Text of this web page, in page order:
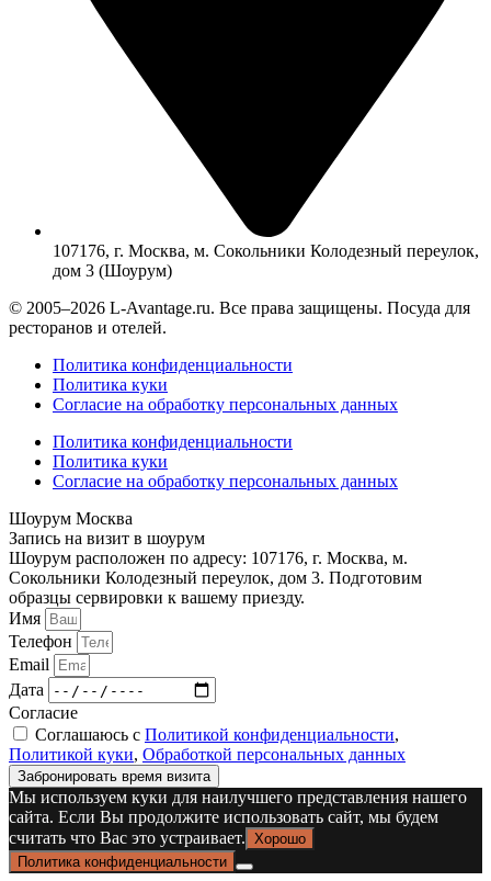
107176, г. Москва, м. Сокольники Колодезный переулок,
дом 3 (Шоурум)
© 2005–2026 L-Avantage.ru. Все права защищены. Посуда для
ресторанов и отелей.
Политика конфиденциальности
Политика куки
Согласие на обработку персональных данных
Политика конфиденциальности
Политика куки
Согласие на обработку персональных данных
Шоурум Москва
Запись на визит в шоурум
Шоурум расположен по адресу: 107176, г. Москва, м.
Сокольники Колодезный переулок, дом 3. Подготовим
образцы сервировки к вашему приезду.
Имя
Телефон
Email
Дата
Согласие
Соглашаюсь с Политикой конфиденциальности,
Политикой куки, Обработкой персональных данных
Забронировать время визита
Мы используем куки для наилучшего представления нашего
сайта. Если Вы продолжите использовать сайт, мы будем
считать что Вас это устраивает. Хорошо
Политика конфиденциальности